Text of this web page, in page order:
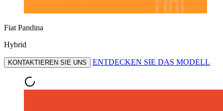
Fiat Pandina
Hybrid
KONTAKTIEREN SIE UNS ENTDECKEN SIE DAS MODELL